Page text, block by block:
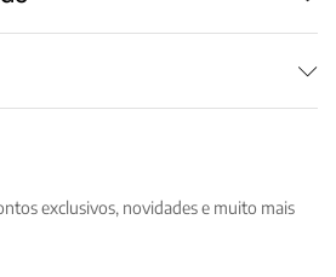
exclusivos, novidades e muito mais